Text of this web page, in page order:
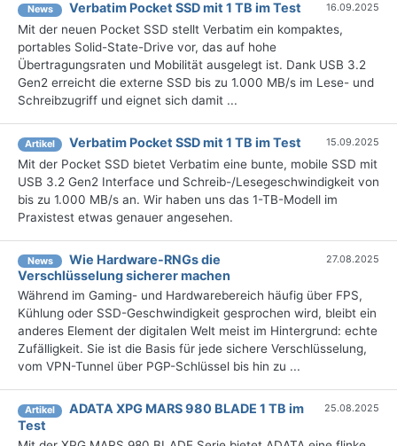
News Verbatim Pocket SSD mit 1 TB im Test 16.09.2025
Mit der neuen Pocket SSD stellt Verbatim ein kompaktes,
portables Solid-State-Drive vor, das auf hohe
Übertragungsraten und Mobilität ausgelegt ist. Dank USB 3.2
Gen2 erreicht die externe SSD bis zu 1.000 MB/s im Lese- und
Schreibzugriff und eignet sich damit ...
Artikel Verbatim Pocket SSD mit 1 TB im Test 15.09.2025
Mit der Pocket SSD bietet Verbatim eine bunte, mobile SSD mit
USB 3.2 Gen2 Interface und Schreib-/Lesegeschwindigkeit von
bis zu 1.000 MB/s an. Wir haben uns das 1-TB-Modell im
Praxistest etwas genauer angesehen.
News
Wie Hardware-RNGs die
Verschlüsselung sicherer machen
27.08.2025
Während im Gaming- und Hardwarebereich häufig über FPS,
Kühlung oder SSD-Geschwindigkeit gesprochen wird, bleibt ein
anderes Element der digitalen Welt meist im Hintergrund: echte
Zufälligkeit. Sie ist die Basis für jede sichere Verschlüsselung,
vom VPN-Tunnel über PGP-Schlüssel bis hin zu ...
Artikel
ADATA XPG MARS 980 BLADE 1 TB im
Test
25.08.2025